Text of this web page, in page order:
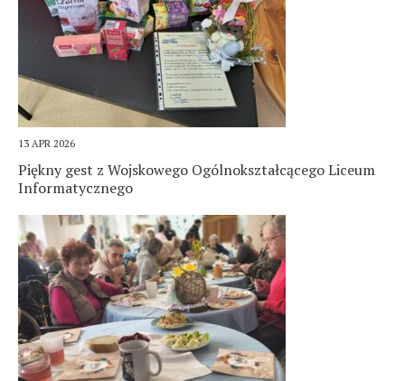
13 APR 2026
Piękny gest z Wojskowego Ogólnokształcącego Liceum
Informatycznego